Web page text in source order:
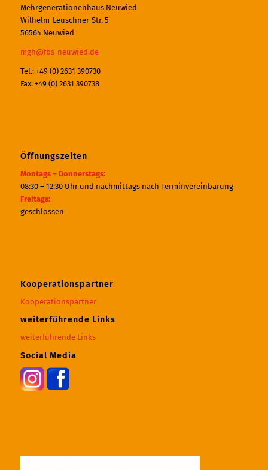
Mehrgenerationenhaus Neuwied
Wilhelm-Leuschner-Str. 5
56564 Neuwied
mgh@fbs-neuwied.de
Tel.: +49 (0) 2631 390730
Fax: +49 (0) 2631 390738
Öffnungszeiten
Montags – Donnerstags:
08:30 – 12:30 Uhr und nachmittags nach Terminvereinbarung
Freitags:
geschlossen
Kooperationspartner
Kooperationspartner
weiterführende Links
weiterführende Links
Social Media